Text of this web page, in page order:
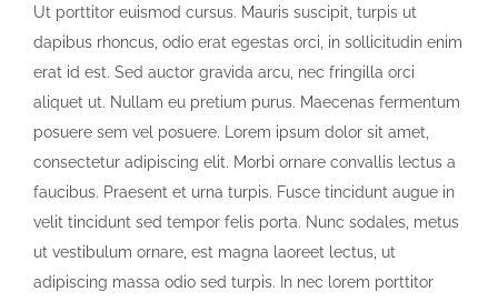
Ut porttitor euismod cursus. Mauris suscipit, turpis ut
dapibus rhoncus, odio erat egestas orci, in sollicitudin enim
erat id est. Sed auctor gravida arcu, nec fringilla orci
aliquet ut. Nullam eu pretium purus. Maecenas fermentum
posuere sem vel posuere. Lorem ipsum dolor sit amet,
consectetur adipiscing elit. Morbi ornare convallis lectus a
faucibus. Praesent et urna turpis. Fusce tincidunt augue in
velit tincidunt sed tempor felis porta. Nunc sodales, metus
ut vestibulum ornare, est magna laoreet lectus, ut
adipiscing massa odio sed turpis. In nec lorem porttitor